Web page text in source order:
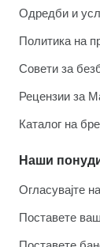
Одредби и
Политика на
Совети за
Рецензии за
Каталог на
Наши
Огласувајте
Поставете